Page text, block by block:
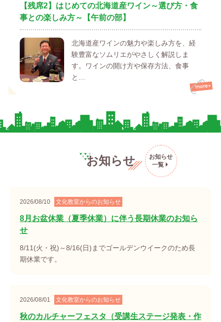
【残席2】はじめての北海道産ワイン～選び方・食
事との楽しみ方～【午前の部】
北海道産ワインの魅力や楽しみ方を、経
験豊富なソムリエがやさしく解説しま
す。ワインの開け方や保存方法、食事
と…
お知らせ
お知らせ
一覧
2026/08/10 文化教室からのお知らせ
8月お盆休業（夏季休業）に伴う長期休業のお知ら
せ
8/11(火・祝)～8/16(日)までゴールデンウイークのため長
期休業です。
2026/08/01 文化教室からのお知らせ
秋のカルチャーフェスタ（受講生ステージ発表・作